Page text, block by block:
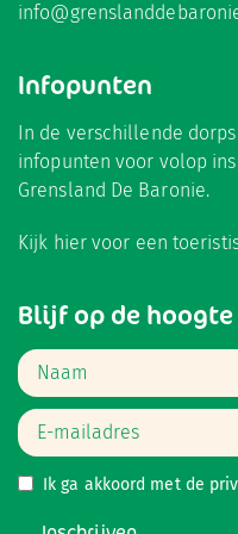
Infopunten
In de verschillende
infopunten voor volop
Grensland De Baronie.
Kijk hiervoor een
Blijf op de hoogte
Ik ga akkoord met de